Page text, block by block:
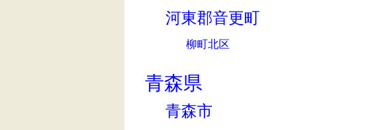
河東郡音更町
柳町北区
青森県
青森市